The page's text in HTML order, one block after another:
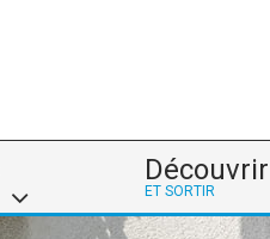
Découvrir
ET SORTIR